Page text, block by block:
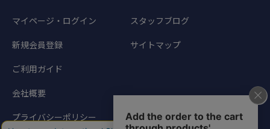
マイページ・ログイン
新規会員登録
ご利用ガイド
会社概要
プライバシーポリシー
スタッフブログ
サイトマップ